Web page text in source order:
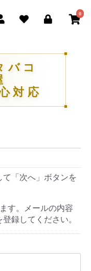
0
バコ
対応
「次へ」ボタンを
す。メールの内容
録してください。